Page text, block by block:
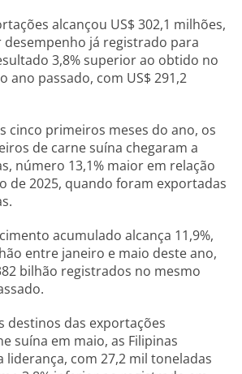
alcançou US$ 302,1 milhões,
já registrado para
3,8% superior ao obtido no
ano passado, com US$ 291,2
cinco primeiros meses do ano, os
de carne suína chegaram a
número 13,1% maior em relação
de 2025, quando foram exportadas
acumulado alcança 11,9%,
entre janeiro e maio deste ano,
bilhão registrados no mesmo
destinos das exportações
suína em maio, as Filipinas
liderança, com 27,2 mil toneladas